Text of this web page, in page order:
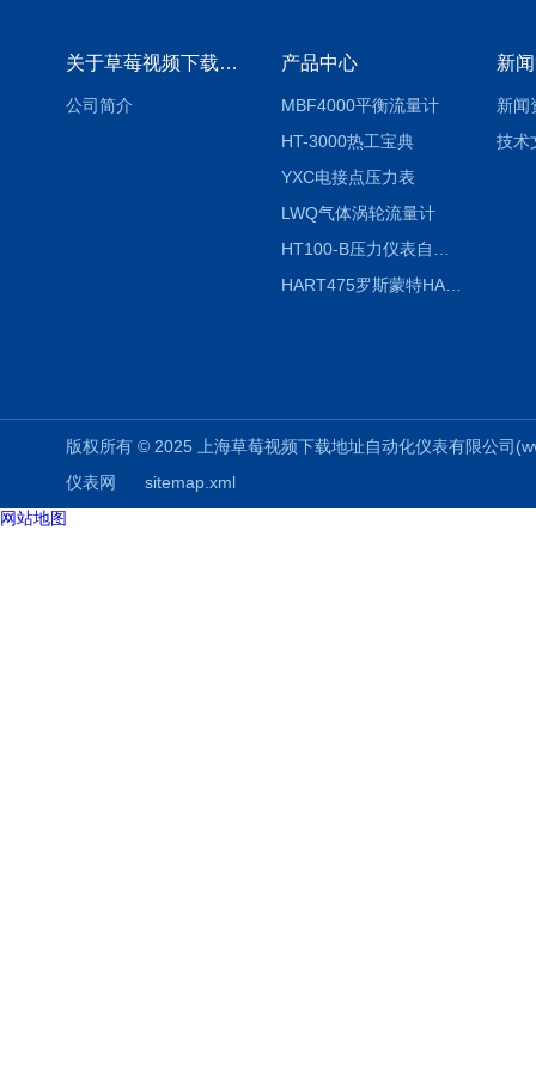
关于草莓视频下载地址
公司简介
产品中心
MBF4000平衡流量计
HT-3000热工宝典
YXC电接点压力表
LWQ气体涡轮流量计
HART475罗斯蒙特HART475手操器
新
新闻
技术
版权所有 © 2025 上海草莓视频下载地址自动化仪表有限公
仪表网
sitemap.xml
网站地图